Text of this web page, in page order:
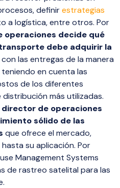
definirestrategias
a logística, entre otros. Por
operaciones decide qué
debe adquirir la
las entregas de la manera
en cuenta las
de los diferentes
más utilizadas.
director de operaciones
sólido de las
que ofrece el mercado,
su aplicación. Por
Management Systems
de rastreo satelital para las